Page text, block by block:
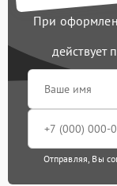
При
действует
Отправляя, Вы